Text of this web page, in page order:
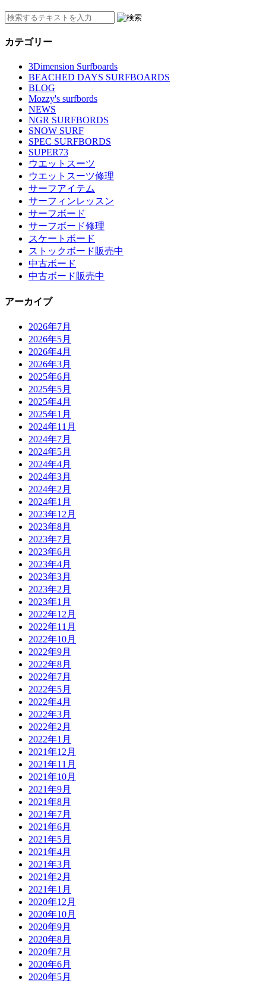
カテゴリー
3Dimension Surfboards
BEACHED DAYS SURFBOARDS
BLOG
Mozzy's surfbords
NEWS
NGR SURFBORDS
SNOW SURF
SPEC SURFBORDS
SUPER73
ウエットスーツ
ウエットスーツ修理
サーフアイテム
サーフィンレッスン
サーフボード
サーフボード修理
スケートボード
ストックボード販売中
中古ボード
中古ボード販売中
アーカイブ
2026年7月
2026年5月
2026年4月
2026年3月
2025年6月
2025年5月
2025年4月
2025年1月
2024年11月
2024年7月
2024年5月
2024年4月
2024年3月
2024年2月
2024年1月
2023年12月
2023年8月
2023年7月
2023年6月
2023年4月
2023年3月
2023年2月
2023年1月
2022年12月
2022年11月
2022年10月
2022年9月
2022年8月
2022年7月
2022年5月
2022年4月
2022年3月
2022年2月
2022年1月
2021年12月
2021年11月
2021年10月
2021年9月
2021年8月
2021年7月
2021年6月
2021年5月
2021年4月
2021年3月
2021年2月
2021年1月
2020年12月
2020年10月
2020年9月
2020年8月
2020年7月
2020年6月
2020年5月